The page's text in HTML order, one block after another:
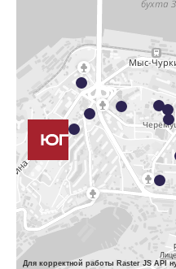
Для корректной работы Raster JS API